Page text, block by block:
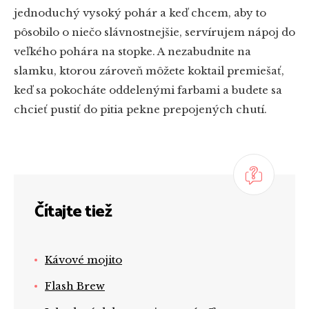
jednoduchý vysoký pohár a keď chcem, aby to
pôsobilo o niečo slávnostnejšie, servírujem nápoj do
veľkého pohára na stopke. A nezabudnite na
slamku, ktorou zároveň môžete koktail premiešať,
keď sa pokocháte oddelenými farbami a budete sa
chcieť pustiť do pitia pekne prepojených chutí.
Čítajte tiež
Kávové mojito
Flash Brew